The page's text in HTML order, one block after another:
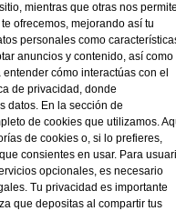
mientras que otras nos
ofrecemos, mejorando así tu
personales como
anuncios y contenido, así como
cómo interactúas con el
de privacidad, donde
datos. En la sección de
de cookies que utilizamos.
de cookies o, si lo prefieres,
consientes en usar. Para
opcionales, es necesario
Tu privacidad es importante
que depositas al compartir tus